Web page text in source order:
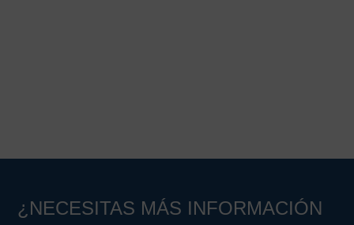
¿NECESITAS MÁS INFORMACIÓN